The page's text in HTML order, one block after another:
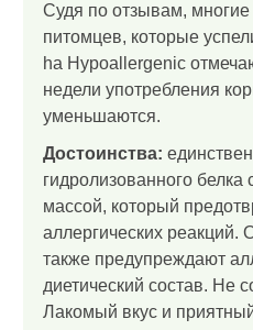
Судя по отзывам,
питомцев, которые
ha Hypoallergenic
недели употребления
уменьшаются.
Достоинства:
гидролизованного белка
массой, который
аллергических
также предупреждают
диетический состав. Не
Лакомый вкус и